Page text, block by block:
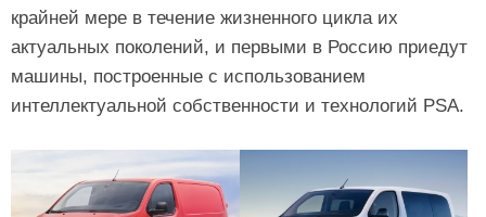
крайней мере в течение жизненного цикла их
актуальных поколений, и первыми в Россию приедут
машины, построенные с использованием
интеллектуальной собственности и технологий PSA.